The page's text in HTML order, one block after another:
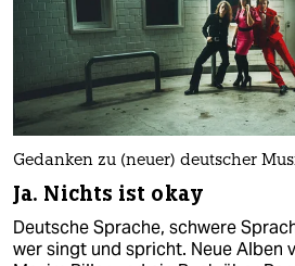
Gedanken zu (neuer) deutscher
Ja. Nichts ist okay
Deutsche Sprache, schwere
wer singt und spricht. Neue Alben